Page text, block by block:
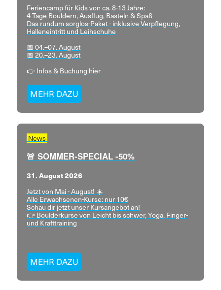
Feriencamp für Kids von ca. 8-13 Jahre:
4 Tage Bouldern, Ausflug, Basteln & Spaß
Das rundum sorglos-Paket - inklusive Verpflegung,
Halleneintritt und Leihschuhe
📅 04.–07. August
📅 20.–23. August
👉 Infos & Buchung hier
MEHR DAZU
News
🚨 SOMMER-SPECIAL -50%
31. August 2026
Jetzt von Mai - August! ☀️
Alle Erwachsenen-Kurse: nur 10€
Schau dir jetzt unser Kursangebot an!
👉 Boulderkurse von Leicht bis schwer, Yoga, Finger-
und Krafttraining
MEHR DAZU